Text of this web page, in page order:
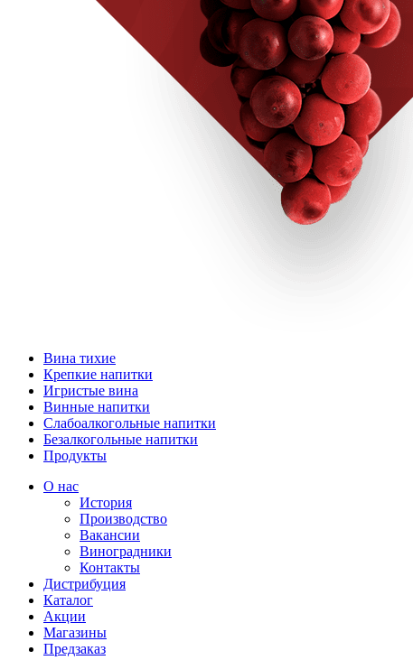
Вина тихие
Крепкие напитки
Игристые вина
Винные напитки
Слабоалкогольные напитки
Безалкогольные напитки
Продукты
О нас
История
Производство
Вакансии
Виноградники
Контакты
Дистрибуция
Каталог
Акции
Магазины
Предзаказ